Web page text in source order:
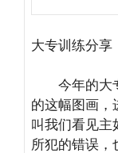
大专训练分享
今年的大专
的这幅图画，
叫我们看见主
所犯的错误，